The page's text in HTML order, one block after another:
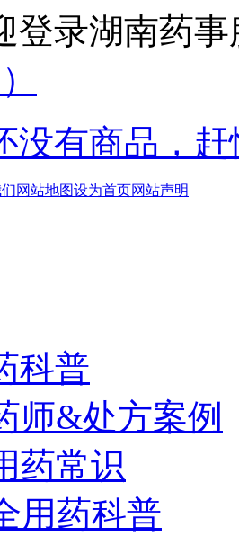
登录湖南药
）
没有商品，
网站地图设为首页网站声明
科普
师&处方案例
药常识
用药科普